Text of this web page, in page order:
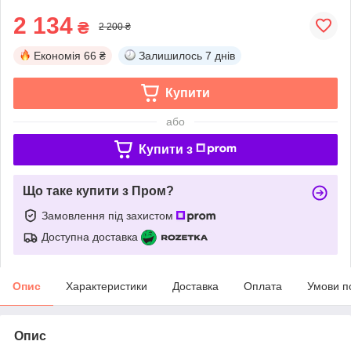
2 134 ₴ 2 200 ₴
Економія 66 ₴ Залишилось 7 днів
Купити
або
Купити з
Що таке купити з Пром?
Замовлення під захистом
Доступна доставка
Опис Характеристики Доставка Оплата Умови
Опис